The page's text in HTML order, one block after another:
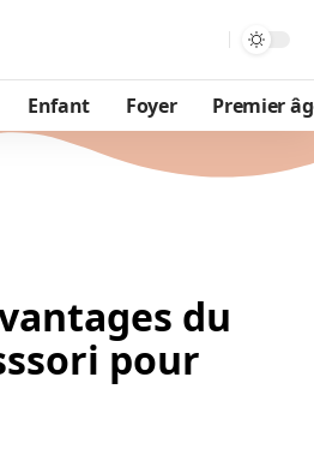
Enfant Foyer Premier
du
pour